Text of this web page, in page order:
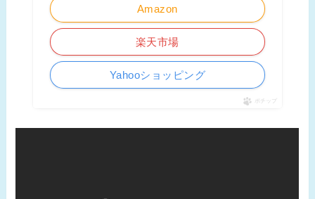
Amazon
楽天市場
Yahooショッピング
ポチップ